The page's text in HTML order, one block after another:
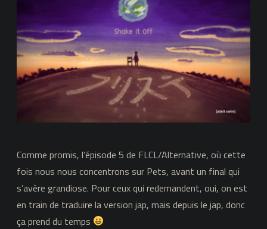
it
off
Comme promis, l’épisode 5 de FLCL/Alternative, où cette
fois nous nous concentrons sur Pets, avant un final qui
s’avère grandiose. Pour ceux qui redemandent, oui, on est
en train de traduire la version jap, mais depuis le jap, donc
ça prend du temps